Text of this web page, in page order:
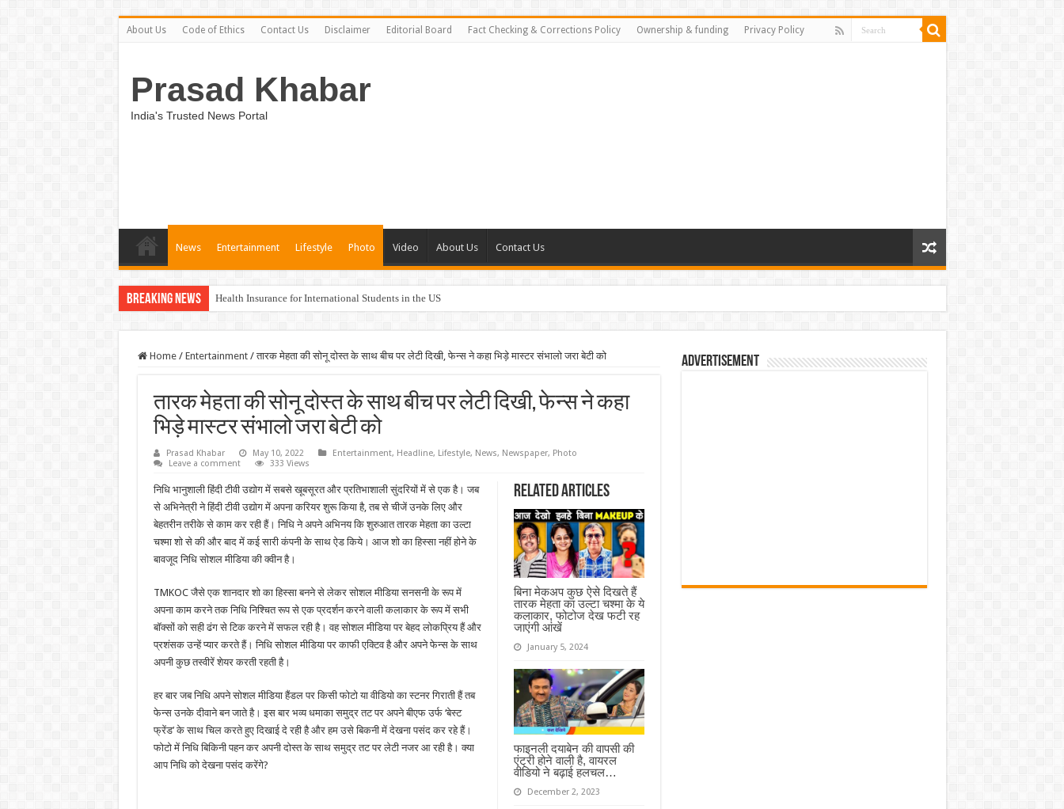
About Us Code of Ethics Contact Us Disclaimer Editorial Board Fact Checking & Corrections Policy Ownership & funding Privacy Policy
Prasad Khabar
India's Trusted News Portal
News Entertainment Lifestyle Photo Video About Us Contact Us
Breaking News Health Insurance for International Students in the US
Home / Entertainment / तारक मेहता की सोनू दोस्त के साथ बीच पर लेटी दिखी, फेन्स ने कहा भिड़े मास्टर संभालो जरा बेटी को
तारक मेहता की सोनू दोस्त के साथ बीच पर लेटी दिखी, फेन्स ने कहा
भिड़े मास्टर संभालो जरा बेटी को
Prasad Khabar May 10, 2022 Entertainment, Headline, Lifestyle, News, Newspaper, Photo
Leave a comment
333 Views
Related Articles
बिना मेकअप कुछ ऐसे दिखते हैं
तारक मेहता का उल्टा चश्मा के ये
कलाकार, फोटोज देख फटी रह
जाएंगी आंखें
January 5, 2024
फाइनली दयाबेन की वापसी की
एंट्री होने वाली है, वायरल
वीडियो ने बढ़ाई हलचल…
December 2, 2023
निधि भानुशाली हिंदी टीवी उद्योग में सबसे खूबसूरत और प्रतिभाशाली सुंदरियों में से एक है। जब
से अभिनेत्री ने हिंदी टीवी उद्योग में अपना करियर शुरू किया है, तब से चीजें उनके लिए और
बेहतरीन तरीके से काम कर रही हैं। निधि ने अपने अभिनय कि शुरुआत तारक मेहता का उल्टा
चश्मा शो से की और बाद में कई सारी कंपनी के साथ ऐड किये। आज शो का हिस्सा नहीं होने के
बावजूद निधि सोशल मीडिया की क्वीन है।
TMKOC जैसे एक शानदार शो का हिस्सा बनने से लेकर सोशल मीडिया सनसनी के रूप में
अपना काम करने तक निधि निश्चित रूप से एक प्रदर्शन करने वाली कलाकार के रूप में सभी
बॉक्सों को सही ढंग से टिक करने में सफल रही है। वह सोशल मीडिया पर बेहद लोकप्रिय हैं और
प्रशंसक उन्हें प्यार करते हैं। निधि सोशल मीडिया पर काफी एक्टिव है और अपने फेन्स के साथ
अपनी कुछ तस्वीरें शेयर करती रहती है।
हर बार जब निधि अपने सोशल मीडिया हैंडल पर किसी फोटो या वीडियो का स्टनर गिराती हैं तब
फेन्स उनके दीवाने बन जाते है। इस बार भव्य धमाका समुद्र तट पर अपने बीएफ उर्फ ‘बेस्ट
फ्रेंड’ के साथ चिल करते हुए दिखाई दे रही है और हम उसे बिकनी में देखना पसंद कर रहे हैं।
फोटो में निधि बिकिनी पहन कर अपनी दोस्त के साथ समुद्र तट पर लेटी नजर आ रही है। क्या
आप निधि को देखना पसंद करेंगे?
Advertisement